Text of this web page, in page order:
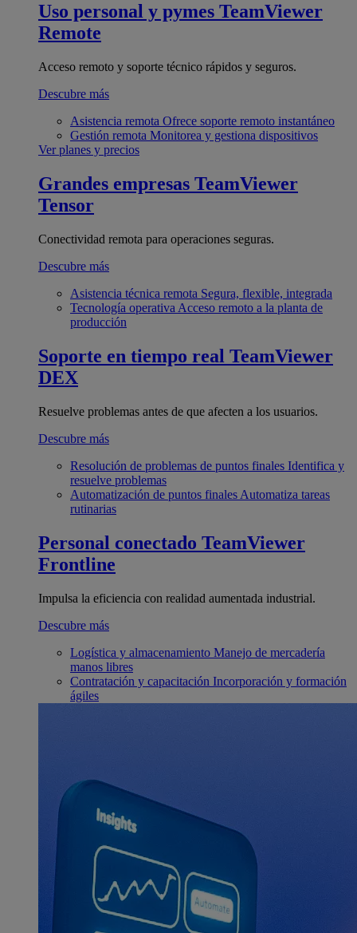
Uso personal y pymes TeamViewer
Remote
Acceso remoto y soporte técnico rápidos y seguros.
Descubre más
Asistencia remota Ofrece soporte remoto instantáneo
Gestión remota Monitorea y gestiona dispositivos
Ver planes y precios
Grandes empresas TeamViewer
Tensor
Conectividad remota para operaciones seguras.
Descubre más
Asistencia técnica remota Segura, flexible, integrada
Tecnología operativa Acceso remoto a la planta de
producción
Soporte en tiempo real TeamViewer
DEX
Resuelve problemas antes de que afecten a los usuarios.
Descubre más
Resolución de problemas de puntos finales Identifica y
resuelve problemas
Automatización de puntos finales Automatiza tareas
rutinarias
Personal conectado TeamViewer
Frontline
Impulsa la eficiencia con realidad aumentada industrial.
Descubre más
Logística y almacenamiento Manejo de mercadería
manos libres
Contratación y capacitación Incorporación y formación
ágiles